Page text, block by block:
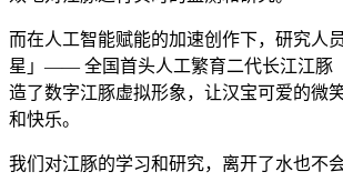
而在人工智能赋能的加速创作下，研究人
星」—— 全国首头人工繁育二代长江江豚
造了数字江豚虚拟形象，让汉宝可爱的微
和快乐。
我们对江豚的学习和研究，离开了水也不会